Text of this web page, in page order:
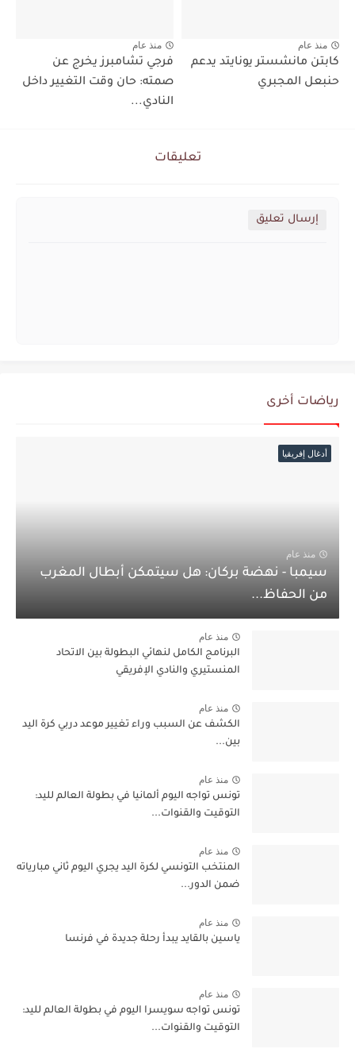
منذ عام
كابتن مانشستر يونايتد يدعم
حنبعل المجبري
منذ عام
فرجي تشامبرز يخرج عن
صمته: حان وقت التغيير داخل
النادي...
تعليقات
إرسال تعليق
رياضات أخرى
أدغال إفريقيا
منذ عام
سيمبا - نهضة بركان: هل سيتمكن أبطال المغرب
من الحفاظ...
منذ عام
البرنامج الكامل لنهائي البطولة بين الاتحاد
المنستيري والنادي الإفريقي
منذ عام
الكشف عن السبب وراء تغيير موعد دربي كرة اليد
بين...
منذ عام
تونس تواجه اليوم ألمانيا في بطولة العالم لليد:
التوقيت والقنوات...
منذ عام
المنتخب التونسي لكرة اليد يجري اليوم ثاني مبارياته
ضمن الدور...
منذ عام
ياسين بالقايد يبدأ رحلة جديدة في فرنسا
منذ عام
تونس تواجه سويسرا اليوم في بطولة العالم لليد:
التوقيت والقنوات...